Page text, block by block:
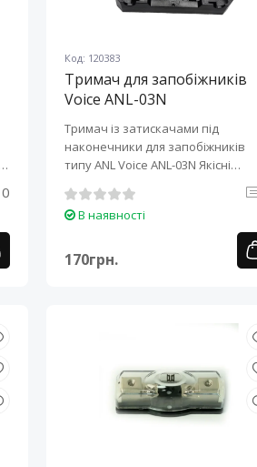
0
Код: 120383
Тримач для запобіжників
Voice ANL-03N
Тримач із затискачами під
наконечники для запобіжників
типу ANL Voice ANL-03N Якісні
В наявності
170грн.